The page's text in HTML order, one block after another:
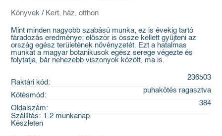
Könyvek / Kert, ház, otthon
Mint minden nagyobb szabású munka, ez is évekig tartó
fáradozás eredménye; először is össze kellett gyűjteni az
ország egész területének növényzetét. Ezt a hatalmas
munkát a magyar botanikusok egész serege végezte és
folytatja, bár nehezebb viszonyok között, ma is.
Raktári kód:
236503
Kötésmód:
puhakötés ragasztva
Oldalszám:
384
Szállítás: 1-2 munkanap
Készleten